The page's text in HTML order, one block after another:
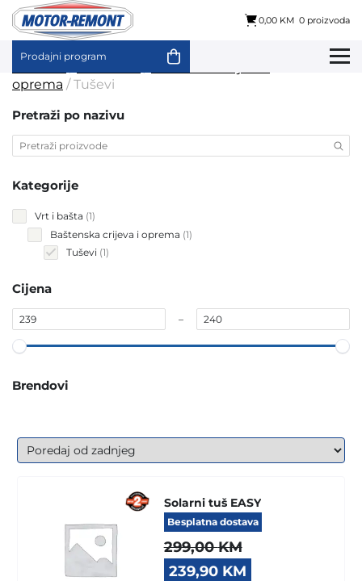
content
0,00 KM 0 proizvoda
Prodajni program
Početna Vrt i bašta
Baštenska crijeva i
oprema / Tuševi
Pretraži po nazivu
Kategorije
Vrt i bašta 11
Baštenska crijeva i oprema 11
Tuševi 11
Cijena
–
Brendovi
Solarni tuš EASY
Besplatna dostava
299,00KM
Original
239,90 KM